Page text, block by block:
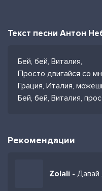
Текст песни Антон
Бей, бей, Виталия,
Просто двигайся со
Грация, Италия,
Бей, бей, Виталия,
Рекомендации
Zolali - Давай